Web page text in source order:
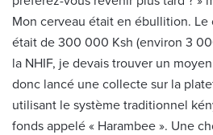
Mon cerveau était en ébullition. Le
était de 300 000 Ksh (environ 3
la NHIF, je devais trouver un
donc lancé une collecte sur la
utilisant le système traditionnel
fonds appelé « Harambee ». Une